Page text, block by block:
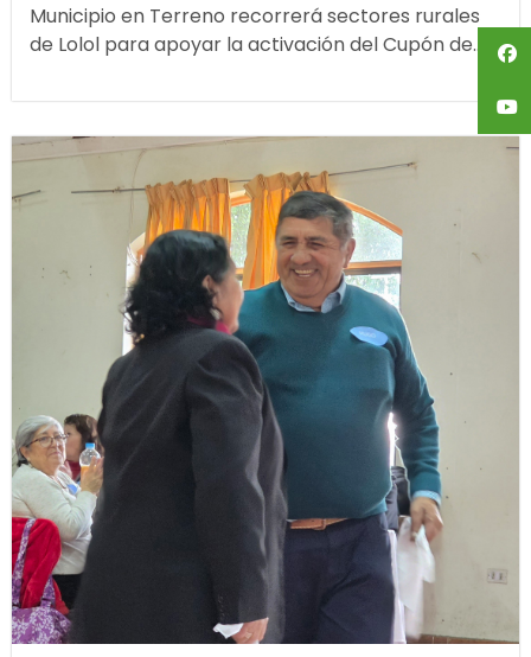
Municipio en Terreno recorrerá sectores rurales
de Lolol para apoyar la activación del Cupón de...